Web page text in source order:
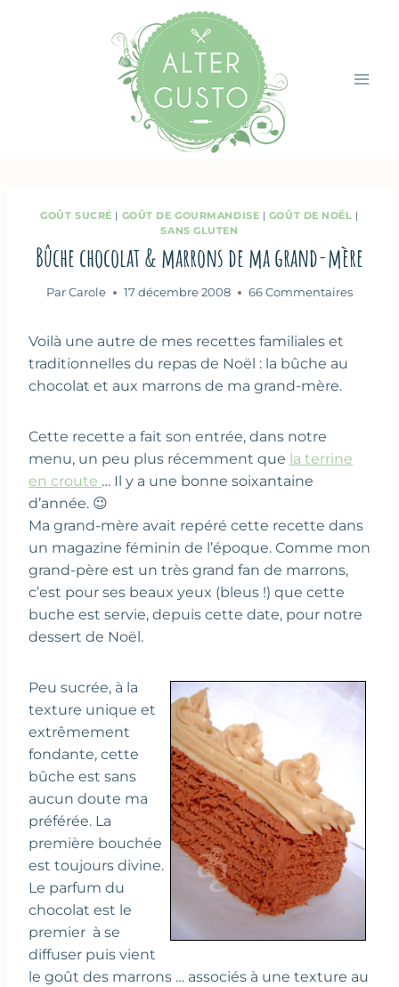
GOÛT SUCRÉ | GOÛT DE GOURMANDISE | GOÛT DE NOËL |
SANS GLUTEN
Bûche chocolat & marrons de ma grand-mère
Par Carole 17 décembre 2008 66 Commentaires
Voilà une autre de mes recettes familiales et
traditionnelles du repas de Noël : la bûche au
chocolat et aux marrons de ma grand-mère.
Cette recette a fait son entrée, dans notre
menu, un peu plus récemment que la terrine
en croute … Il y a une bonne soixantaine
d’année. 😉
Ma grand-mère avait repéré cette recette dans
un magazine féminin de l’époque. Comme mon
grand-père est un très grand fan de marrons,
c’est pour ses beaux yeux (bleus !) que cette
buche est servie, depuis cette date, pour notre
dessert de Noël.
Peu sucrée, à la
texture unique et
extrêmement
fondante, cette
bûche est sans
aucun doute ma
préférée. La
première bouchée
est toujours divine.
Le parfum du
chocolat est le
premier à se
diffuser puis vient
le goût des marrons … associés à une texture au